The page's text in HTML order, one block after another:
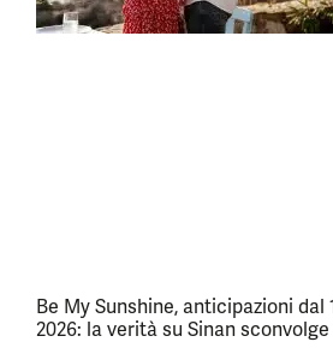
Be My Sunshine, anticipazioni dal
2026: la verità su Sinan